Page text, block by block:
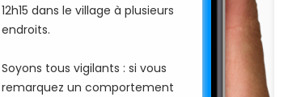
12h15 dans le village à plusieurs
endroits.
Soyons tous vigilants : si vous
remarquez un comportement